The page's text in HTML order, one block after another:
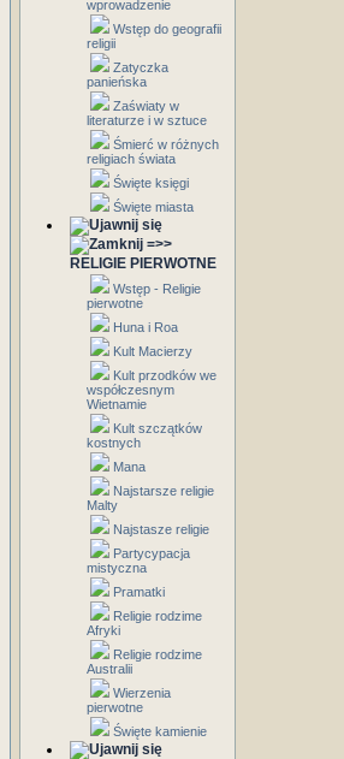
wprowadzenie
Wstęp do geografii
religii
Zatyczka
panieńska
Zaświaty w
literaturze i w sztuce
Śmierć w różnych
religiach świata
Święte księgi
Święte miasta
=>>
RELIGIE PIERWOTNE
Wstęp - Religie
pierwotne
Huna i Roa
Kult Macierzy
Kult przodków we
współczesnym
Wietnamie
Kult szczątków
kostnych
Mana
Najstarsze religie
Malty
Najstasze religie
Partycypacja
mistyczna
Pramatki
Religie rodzime
Afryki
Religie rodzime
Australii
Wierzenia
pierwotne
Święte kamienie